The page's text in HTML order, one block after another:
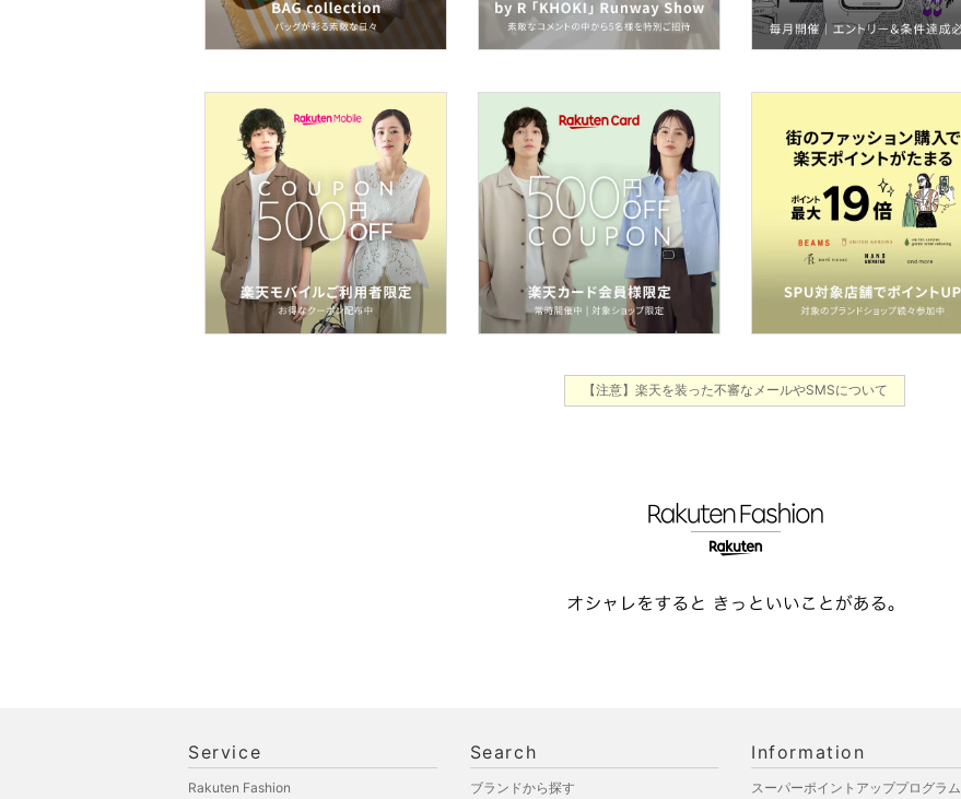
オ機器
文房具
福袋・ギフト・その他
【注意】楽天を装った不審なメールやSMSについて
Service
Rakuten Fashion
Search
ブランドから探す
Information
スーパーポイントアッププログラム